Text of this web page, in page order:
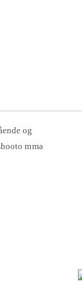
og
mma